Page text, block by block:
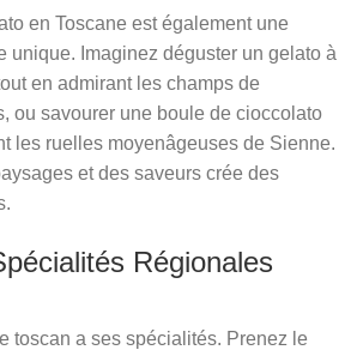
en Toscane est également une
unique. Imaginez déguster un gelato à
en admirant les champs de
ou savourer une boule de cioccolato
les ruelles moyenâgeuses de Sienne.
et des saveurs crée des
Régionales
toscan a ses spécialités. Prenez le